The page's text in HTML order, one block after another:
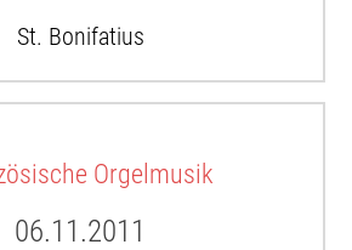
St. Bonifatius
Orgelmusik
06.11.2011